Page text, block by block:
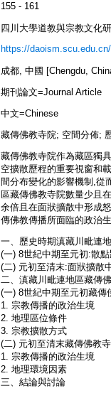
155 - 161
四川大學道教與宗教文化
https://
成都, 中國 [Chengdu,
期刊論文=Journal Article
中文=Chinese
藏傳佛教寺院; 空間分佈;
藏傳佛教寺院作為藏區獨
空擴散歷程的重要視窗和
間分布變化的影響機制,從
區藏傳佛教寺院數量少且
余倍且在面狀擴散中形成
傳佛教傳播所面臨的政治
一、歷史時期滇藏川毗連
(一) 8世紀中期至元初:散
(二) 元初至清末:面狀擴散
二、滇藏川毗連地區藏傳
(一) 8世紀中期至元初藏傳
1. 宗教傳播的政治生境
2. 地理區位條件
3. 宗教擴散方式
(二) 元初至清末藏傳佛教
1. 宗教傳播的政治生境
2. 地理環境因素
三、結論與討論